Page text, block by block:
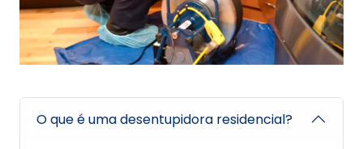
O que é uma desentupidora residencial?